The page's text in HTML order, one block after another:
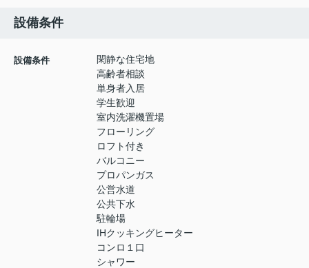
設備条件
設備条件
閑静な住宅地
高齢者相談
単身者入居
学生歓迎
室内洗濯機置場
フローリング
ロフト付き
バルコニー
プロパンガス
公営水道
公共下水
駐輪場
IHクッキングヒーター
コンロ１口
シャワー